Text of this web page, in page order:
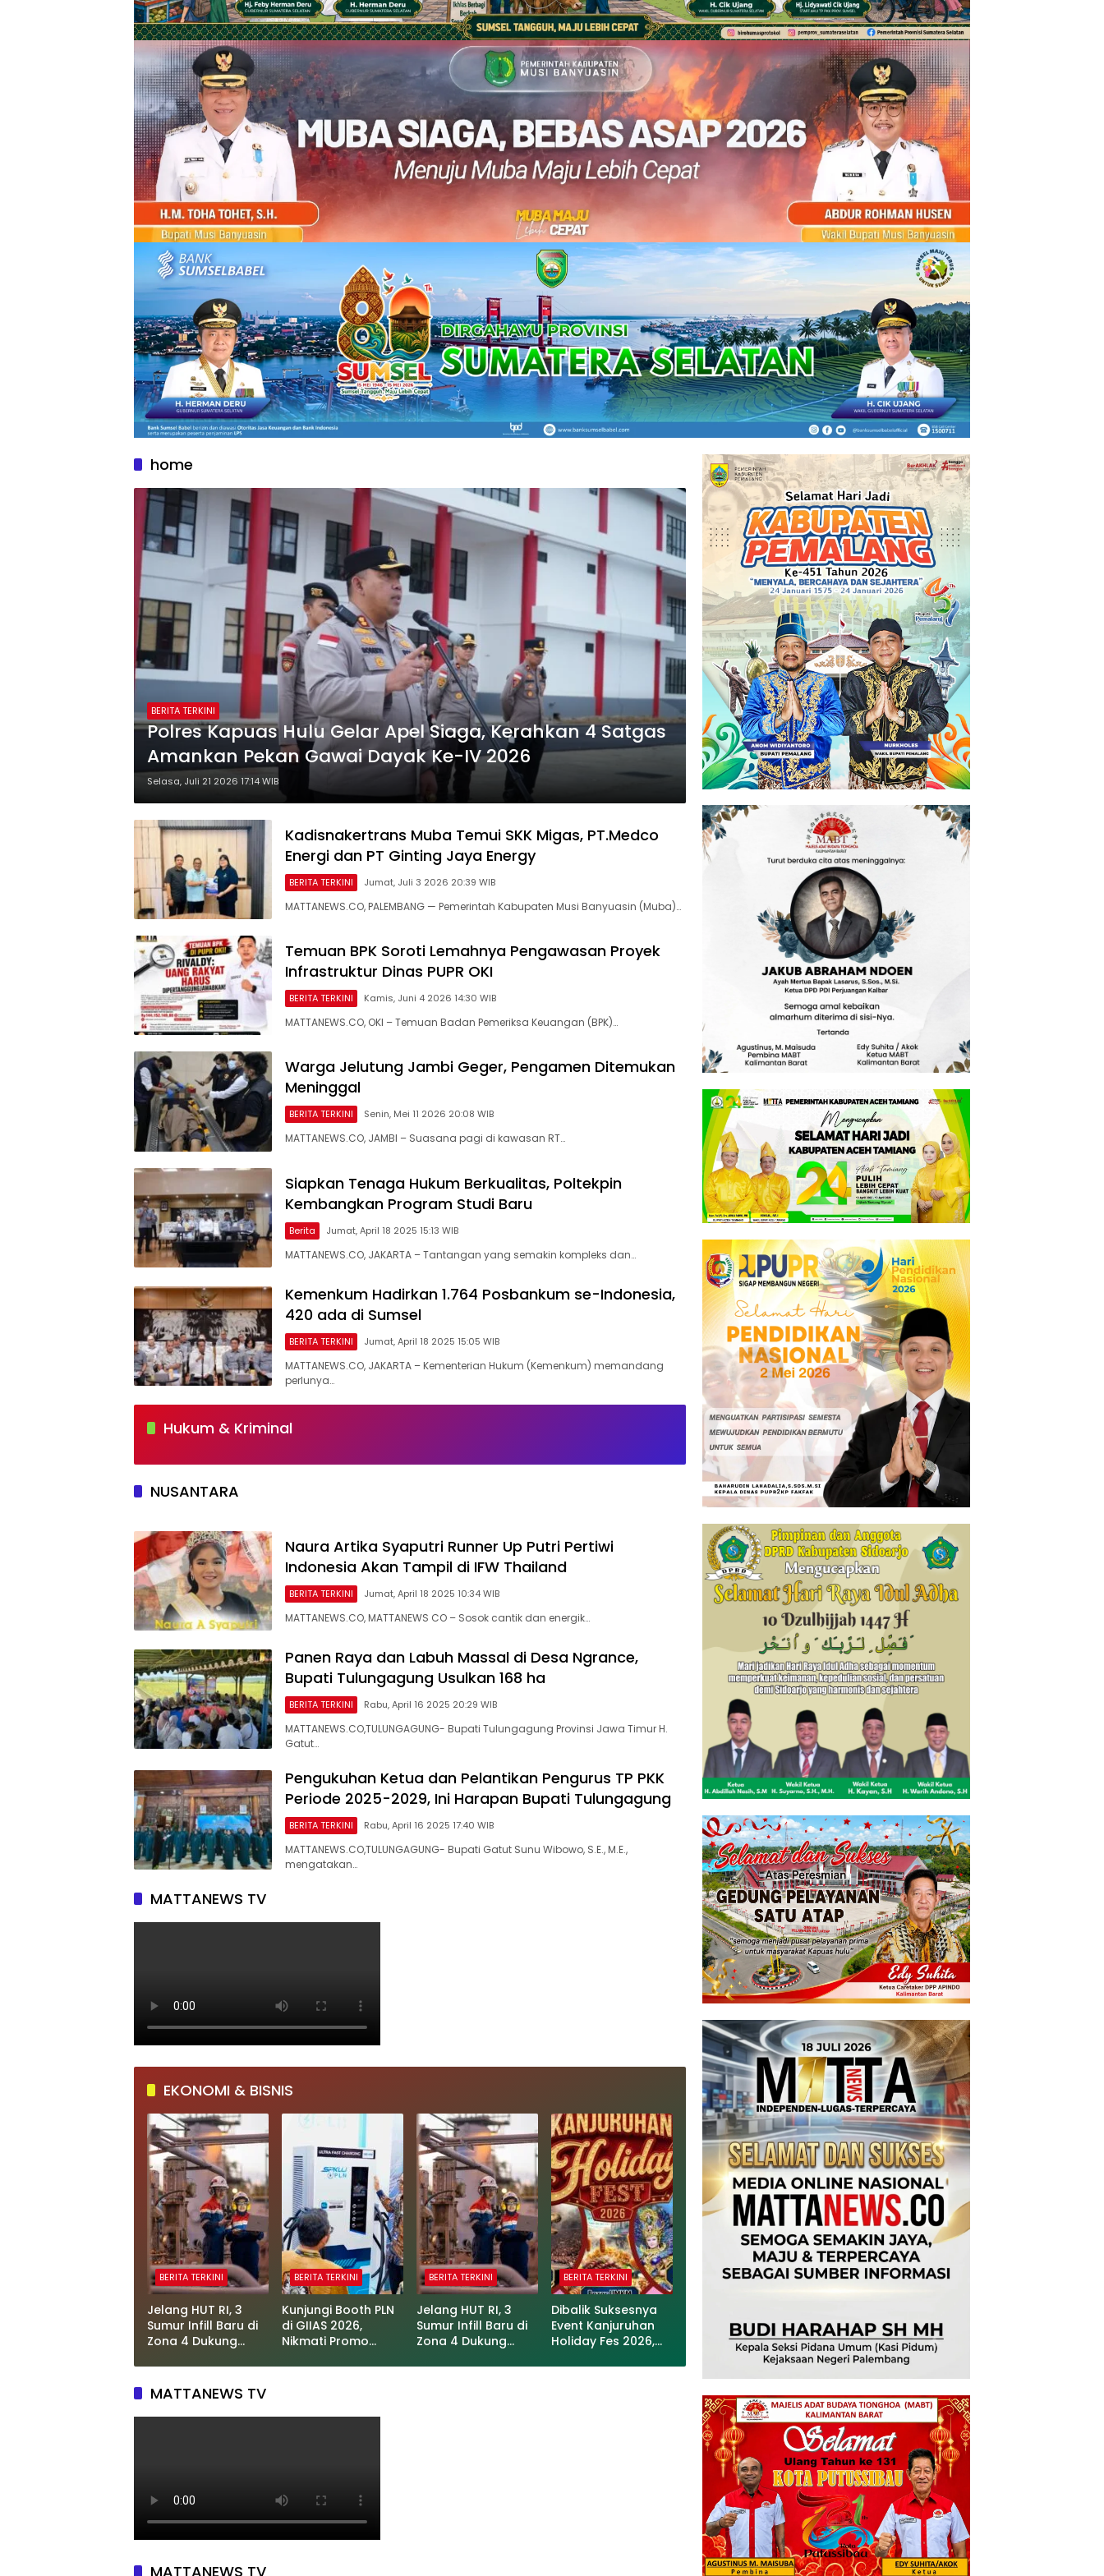
home
BERITA TERKINI
Polres Kapuas Hulu Gelar Apel Siaga, Kerahkan 4 Satgas
Amankan Pekan Gawai Dayak Ke-IV 2026
Selasa, Juli 21 2026 17:14 WIB
Kadisnakertrans Muba Temui SKK Migas, PT.Medco
Energi dan PT Ginting Jaya Energy
BERITA TERKINI Jumat, Juli 3 2026 20:39 WIB
MATTANEWS.CO, PALEMBANG — Pemerintah Kabupaten Musi Banyuasin (Muba)…
Temuan BPK Soroti Lemahnya Pengawasan Proyek
Infrastruktur Dinas PUPR OKI
BERITA TERKINI Kamis, Juni 4 2026 14:30 WIB
MATTANEWS.CO, OKI – Temuan Badan Pemeriksa Keuangan (BPK)…
Warga Jelutung Jambi Geger, Pengamen Ditemukan
Meninggal
BERITA TERKINI Senin, Mei 11 2026 20:08 WIB
MATTANEWS.CO, JAMBI – Suasana pagi di kawasan RT…
Siapkan Tenaga Hukum Berkualitas, Poltekpin
Kembangkan Program Studi Baru
Berita Jumat, April 18 2025 15:13 WIB
MATTANEWS.CO, JAKARTA – Tantangan yang semakin kompleks dan…
Kemenkum Hadirkan 1.764 Posbankum se-Indonesia,
420 ada di Sumsel
BERITA TERKINI Jumat, April 18 2025 15:05 WIB
MATTANEWS.CO, JAKARTA – Kementerian Hukum (Kemenkum) memandang
perlunya…
Hukum & Kriminal
NUSANTARA
Naura Artika Syaputri Runner Up Putri Pertiwi
Indonesia Akan Tampil di IFW Thailand
BERITA TERKINI Jumat, April 18 2025 10:34 WIB
MATTANEWS.CO, MATTANEWS CO – Sosok cantik dan energik…
Panen Raya dan Labuh Massal di Desa Ngrance,
Bupati Tulungagung Usulkan 168 ha
BERITA TERKINI Rabu, April 16 2025 20:29 WIB
MATTANEWS.CO,TULUNGAGUNG- Bupati Tulungagung Provinsi Jawa Timur H.
Gatut…
Pengukuhan Ketua dan Pelantikan Pengurus TP PKK
Periode 2025-2029, Ini Harapan Bupati Tulungagung
BERITA TERKINI Rabu, April 16 2025 17:40 WIB
MATTANEWS.CO,TULUNGAGUNG- Bupati Gatut Sunu Wibowo, S.E., M.E.,
mengatakan…
MATTANEWS TV
EKONOMI & BISNIS
BERITA TERKINI
Jelang HUT RI, 3
Sumur Infill Baru di
Zona 4 Dukung
BERITA TERKINI
Kunjungi Booth PLN
di GIIAS 2026,
Nikmati Promo
BERITA TERKINI
Jelang HUT RI, 3
Sumur Infill Baru di
Zona 4 Dukung
BERITA TERKINI
Dibalik Suksesnya
Event Kanjuruhan
Holiday Fes 2026,
MATTANEWS TV
MATTANEWS TV